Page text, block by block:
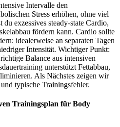
Intervalle den
Stress erhöhen, ohne viel
exzessives steady‑state Cardio,
fördern kann. Cardio sollte
idealerweise an separaten Tagen
Intensität. Wichtiger Punkt:
Balance aus intensiven
unterstützt Fettabbau,
Als Nächstes zeigen wir
typische Trainingsfehler.
Trainingsplan für Body